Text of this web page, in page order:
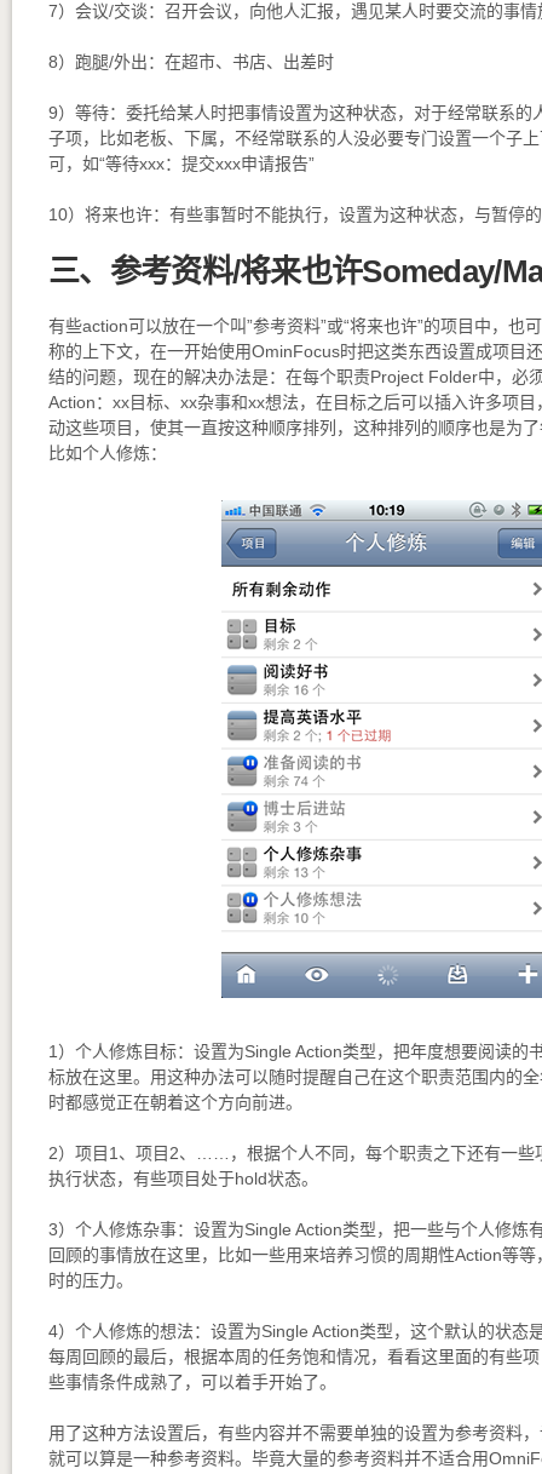
7）会议/交谈：召开会议，向他人汇报，遇见某人时要交流的事情
8）跑腿/外出：在超市、书店、出差时
9）等待：委托给某人时把事情设置为这种状态，对于经常联系的
子项，比如老板、下属，不经常联系的人没必要专门设置一个子
可，如“等待xxx：提交xxx申请报告”
10）将来也许：有些事暂时不能执行，设置为这种状态，与暂停
三、参考资料/将来也许Someday/
有些action可以放在一个叫”参考资料”或“将来也许”的项目中，也
称的上下文，在一开始使用OminFocus时把这类东西设置成项目
结的问题，现在的解决办法是：在每个职责Project Folder中，必
Action：xx目标、xx杂事和xx想法，在目标之后可以插入许多项
动这些项目，使其一直按这种顺序排列，这种排列的顺序也是为
比如个人修炼：
1）个人修炼目标：设置为Single Action类型，把年度想要阅读的
标放在这里。用这种办法可以随时提醒自己在这个职责范围内的
时都感觉正在朝着这个方向前进。
2）项目1、项目2、……，根据个人不同，每个职责之下还有一些
执行状态，有些项目处于hold状态。
3）个人修炼杂事：设置为Single Action类型，把一些与个人修炼
回顾的事情放在这里，比如一些用来培养习惯的周期性Action等
时的压力。
4）个人修炼的想法：设置为Single Action类型，这个默认的状态
每周回顾的最后，根据本周的任务饱和情况，看看这里面的有些
些事情条件成熟了，可以着手开始了。
用了这种方法设置后，有些内容并不需要单独的设置为参考资料
就可以算是一种参考资料。毕竟大量的参考资料并不适合用